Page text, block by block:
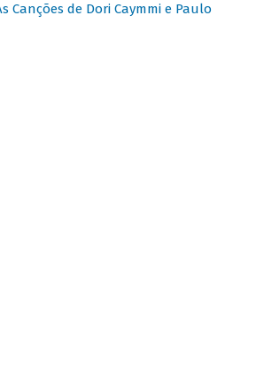
Canções de Dori Caymmi e Paulo